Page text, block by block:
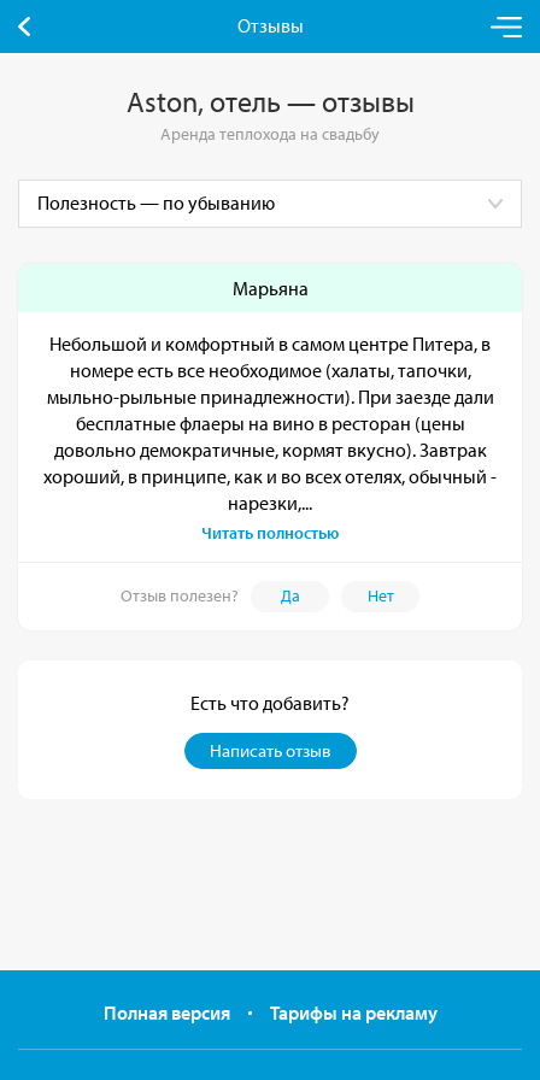
Отзывы
Aston, отель — отзывы
Аренда теплохода на свадьбу
Марьяна
Небольшой и комфортный в самом центре Питера, в
номере есть все необходимое (халаты, тапочки,
мыльно-рыльные принадлежности). При заезде дали
бесплатные флаеры на вино в ресторан (цены
довольно демократичные, кормят вкусно). Завтрак
хороший, в принципе, как и во всех отелях, обычный -
нарезки,...
Читать полностью
Отзыв полезен? Да Нет
Есть что добавить?
Написать отзыв
Полная версия Тарифы на рекламу